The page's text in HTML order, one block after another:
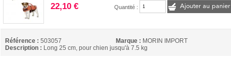
22,10 € Quantité : Ajouter au panier
Référence : 503057 Marque : MORIN IMPORT
Description : Long 25 cm, pour chien jusqu'à 7.5 kg